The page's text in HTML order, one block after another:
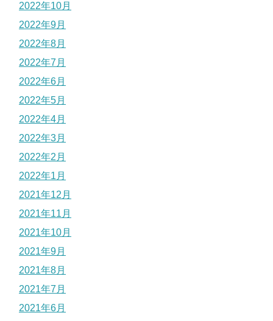
2022年10月
2022年9月
2022年8月
2022年7月
2022年6月
2022年5月
2022年4月
2022年3月
2022年2月
2022年1月
2021年12月
2021年11月
2021年10月
2021年9月
2021年8月
2021年7月
2021年6月